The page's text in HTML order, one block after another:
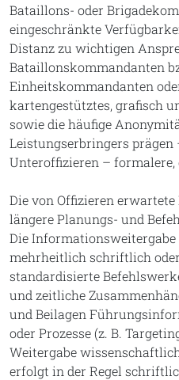
Bataillons- oder
eingeschränkte
Distanz zu wichtigen
Bataillonskommandanten
Einheitskommandanten
kartengestütztes, grafisch
sowie die häufige
Leistungserbringers
Unteroffizieren – formalere,
Die von Offizieren
längere Planungs- und
Die
mehrheitlich schriftlich
standardisierte
und zeitliche
und Beilagen
oder Prozesse (z. B.
Weitergabe
erfolgt in der Regel